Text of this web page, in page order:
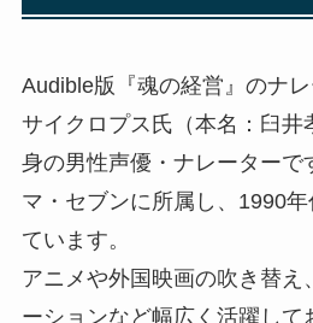
Audible版『魂の経営』のナ
サイクロプス氏（本名：臼井
身の男性声優・ナレーターで
マ・セブンに所属し、1990
ています。
アニメや外国映画の吹き替え
ーションなど幅広く活躍して